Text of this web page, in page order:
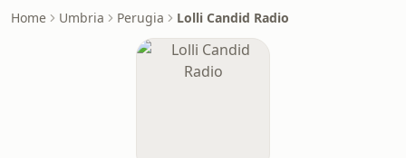
Home Umbria Perugia Lolli Candid Radio